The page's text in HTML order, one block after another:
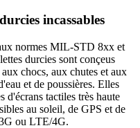
incassables
normes MIL-STD 8xx et
durcies sont conçeus
chocs, aux chutes et aux
et de poussières. Elles
d'écrans tactiles très haute
au soleil, de GPS et de
ou LTE/4G.